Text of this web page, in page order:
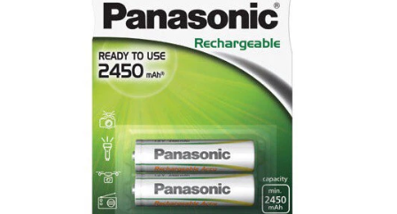
Incarcatoare acumulatori
Panouri fotovoltaice si accesorii
Panouri fotovoltaice
Sisteme prindere panouri